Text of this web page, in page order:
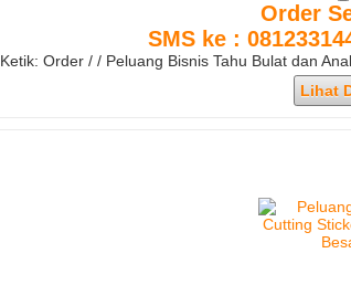
Order
SMS ke :
Ketik: Order / / Peluang Bisnis Tahu Bulat dan
Lihat